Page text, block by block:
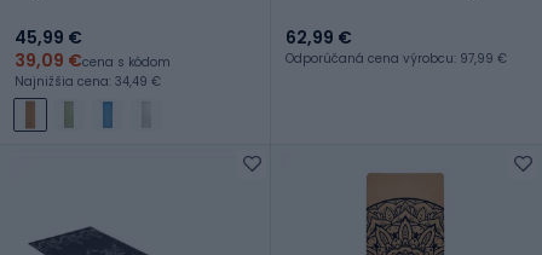
45,99 €
39,09 €cena s kódom
Najnižšia cena: 34,49 €
62,99 €
Odporúčaná cena výrobcu: 97,99 €